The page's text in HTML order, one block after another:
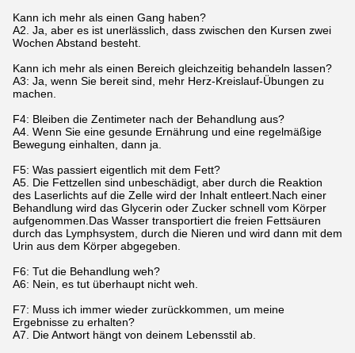
Kann ich mehr als einen Gang haben?
A2. Ja, aber es ist unerlässlich, dass zwischen den Kursen zwei
Wochen Abstand besteht.
Kann ich mehr als einen Bereich gleichzeitig behandeln lassen?
A3: Ja, wenn Sie bereit sind, mehr Herz-Kreislauf-Übungen zu
machen.
F4: Bleiben die Zentimeter nach der Behandlung aus?
A4. Wenn Sie eine gesunde Ernährung und eine regelmäßige
Bewegung einhalten, dann ja.
F5: Was passiert eigentlich mit dem Fett?
A5. Die Fettzellen sind unbeschädigt, aber durch die Reaktion
des Laserlichts auf die Zelle wird der Inhalt entleert.Nach einer
Behandlung wird das Glycerin oder Zucker schnell vom Körper
aufgenommen.Das Wasser transportiert die freien Fettsäuren
durch das Lymphsystem, durch die Nieren und wird dann mit dem
Urin aus dem Körper abgegeben.
F6: Tut die Behandlung weh?
A6: Nein, es tut überhaupt nicht weh.
F7: Muss ich immer wieder zurückkommen, um meine
Ergebnisse zu erhalten?
A7. Die Antwort hängt von deinem Lebensstil ab.